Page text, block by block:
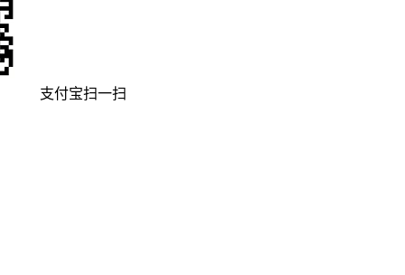
支付宝扫一扫